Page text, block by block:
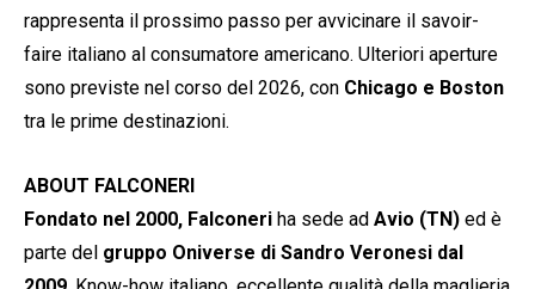
rappresenta il prossimo passo per avvicinare il savoir-
faire italiano al consumatore americano. Ulteriori aperture
sono previste nel corso del 2026, con Chicago e Boston
tra le prime destinazioni.
ABOUT FALCONERI
Fondato nel 2000, Falconeri ha sede ad Avio (TN) ed è
parte del gruppo Oniverse di Sandro Veronesi dal